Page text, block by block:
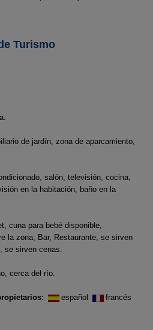
Turismo
de jardín, zona de aparcamiento,
salón, televisión, cocina,
en la habitación, baño en la
cuna para bebé disponible,
la zona, Bar, Restaurante, se sirven
se sirven cenas.
cerca del río.
español
francés